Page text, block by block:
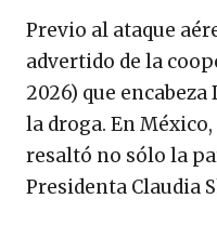
Previo al ataque
advertido de la
2026) que
la droga. En
resaltó no sólo la
Presidenta Claudia